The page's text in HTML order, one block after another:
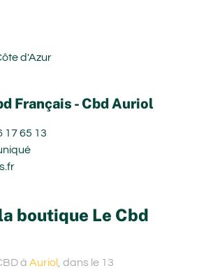
d'Azur
Français - Cbd Auriol
17 65 13
boutique Le Cbd
à Auriol , dans le 13